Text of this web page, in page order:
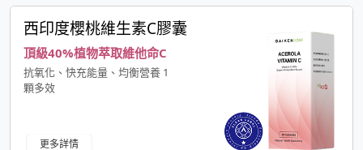
西印度櫻桃維生素C膠囊
頂級40%植物萃取維他命C
抗氧化、快充能量、均衡營養 1
顆多效
更多詳情